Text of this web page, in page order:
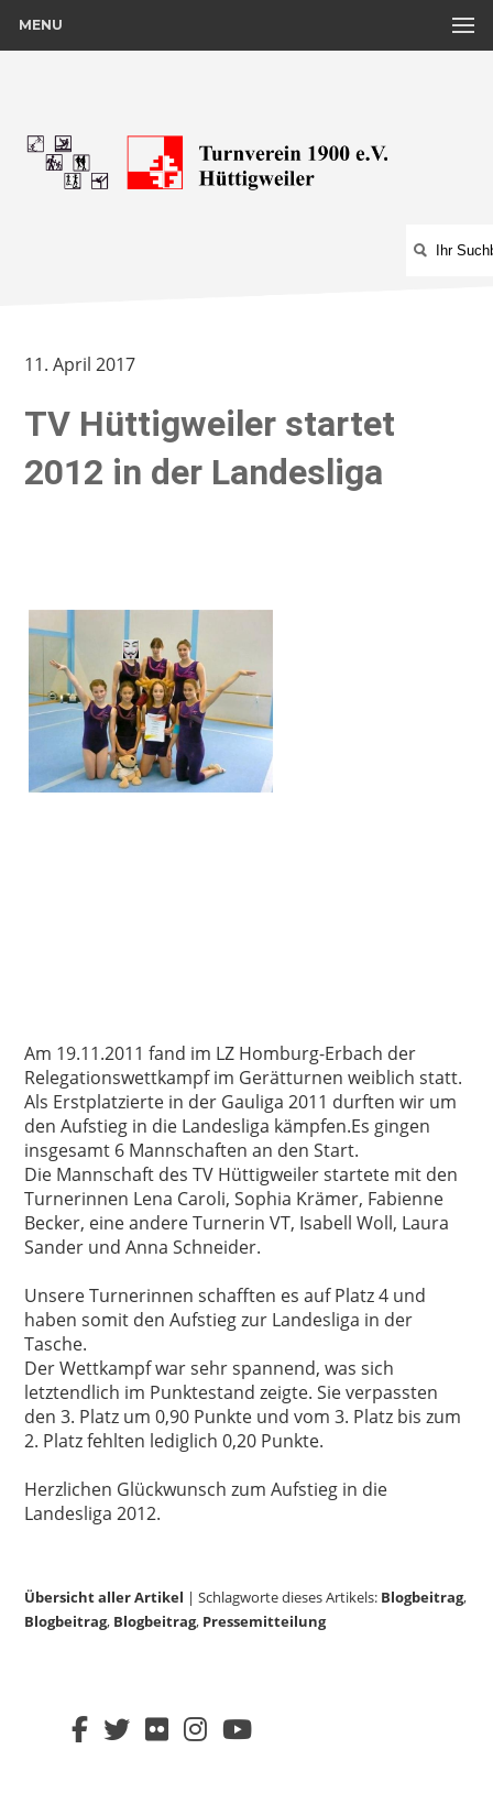
MENU
11. April 2017
TV Hüttigweiler startet
2012 in der Landesliga
Am 19.11.2011 fand im LZ Homburg-Erbach der
Relegationswettkampf im Gerätturnen weiblich statt.
Als Erstplatzierte in der Gauliga 2011 durften wir um
den Aufstieg in die Landesliga kämpfen.Es gingen
insgesamt 6 Mannschaften an den Start.
Die Mannschaft des TV Hüttigweiler startete mit den
Turnerinnen Lena Caroli, Sophia Krämer, Fabienne
Becker, eine andere Turnerin VT, Isabell Woll, Laura
Sander und Anna Schneider.
Unsere Turnerinnen schafften es auf Platz 4 und
haben somit den Aufstieg zur Landesliga in der
Tasche.
Der Wettkampf war sehr spannend, was sich
letztendlich im Punktestand zeigte. Sie verpassten
den 3. Platz um 0,90 Punkte und vom 3. Platz bis zum
2. Platz fehlten lediglich 0,20 Punkte.
Herzlichen Glückwunsch zum Aufstieg in die
Landesliga 2012.
Übersicht aller Artikel | Schlagworte dieses Artikels: Blogbeitrag,
Blogbeitrag, Blogbeitrag, Pressemitteilung